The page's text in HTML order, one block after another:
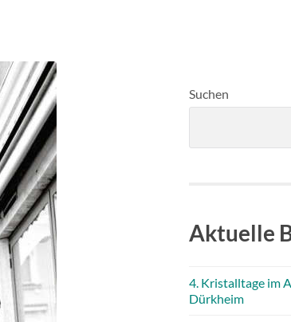
Suchen
Aktuelle
4. Kristalltage im
Dürkheim